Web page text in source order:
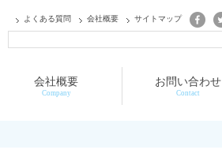
よくある質問 会社概要 サイトマップ
会社概要
Company
お問い合わせ
Contact